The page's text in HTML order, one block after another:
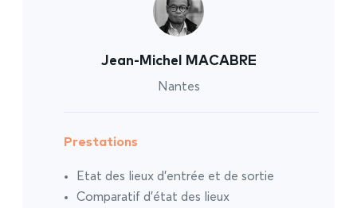
Jean-Michel MACABRE
Nantes
Prestations
Etat des lieux d’entrée et de sortie
Comparatif d’état des lieux